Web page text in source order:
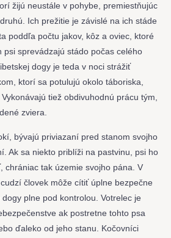
žijú neustále v pohybe, premiestňujúc
Ich prežitie je závislé na ich stáde
poddľa počtu jakov, kôz a oviec, ktoré
psi sprevádzajú stádo počas celého
dogy je teda v noci strážiť
ktorí sa potulujú okolo táboriska,
tiež obdivuhodnú prácu tým,
zviera.
bývajú priviazaní pred stanom svojho
Ak sa niekto priblíži na pastvinu, psi ho
chrániac tak územie svojho pána. V
človek môže cítiť úplne bezpečne
plne pod kontrolou. Votrelec je
ak postretne tohto psa
ďaleko od jeho stanu. Kočovníci